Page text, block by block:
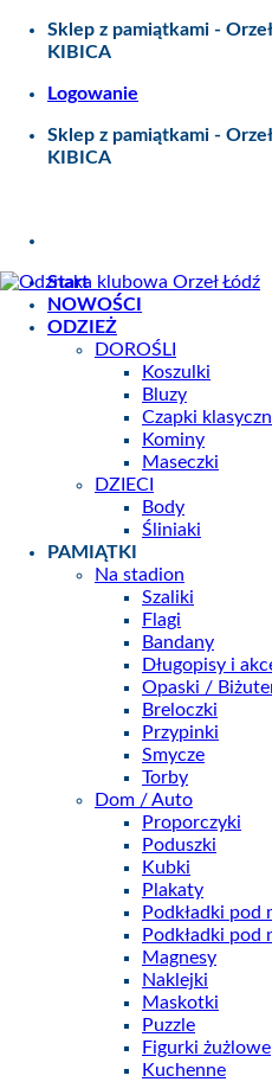
Skip
Sklep z pamiątkami -
KIBICA
Logowanie
Sklep z pamiątkami -
KIBICA
Start
NOWOŚCI
ODZIEŻ
DOROŚLI
Koszulki
Bluzy
Czapki
Kominy
Maseczki
DZIECI
Body
Śliniaki
PAMIĄTKI
Na stadion
Szaliki
Flagi
Bandany
Długopisy i
Opaski /
Breloczki
Przypinki
Smycze
Torby
Dom / Auto
Proporczyki
Poduszki
Kubki
Plakaty
Podkładki pod
Podkładki pod
Magnesy
Naklejki
Maskotki
Puzzle
Figurki żużlowe
Kuchenne